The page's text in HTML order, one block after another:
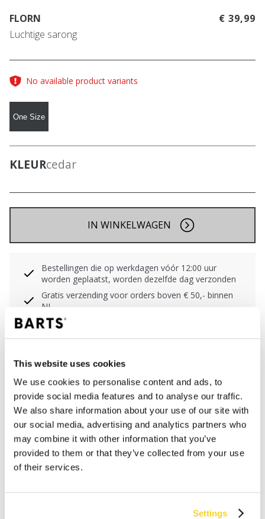
This website uses cookies
We use cookies to personalise content and ads, to
provide social media features and to analyse our traffic.
We also share information about your use of our site with
our social media, advertising and analytics partners who
may combine it with other information that you’ve
provided to them or that they’ve collected from your use
of their services.
Settings
FLORN
Luchtige sarong
€ 39,99
No available product variants
One Size
KLEURcedar
IN WINKELWAGEN
Bestellingen die op werkdagen vóór 12:00 uur
worden geplaatst, worden dezelfde dag verzonden
Gratis verzending voor orders boven € 50,- binnen
NL
Binnen 30 dagen retourneren
Draagbaar als sarong en sjaal
100% katoen
Effen kleur
Delicate stof
Afmetingen: 200 cm x 100 cm (lengte x breedte)